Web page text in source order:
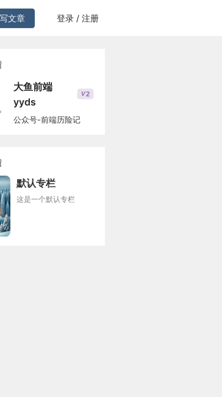
写文章 登录 / 注册
大鱼前端
yyds
V2
公众号-前端历险记
默认专栏
这是一个默认专栏